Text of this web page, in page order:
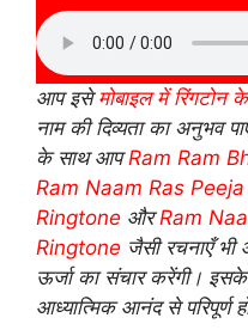
आप इसेमोबाइल में
नाम की दिव्यता का अनुभव
के साथ आपRam Ram
Ram Naam Ras
Ringtone औरRam
Ringtone जैसी रचनाएँ
ऊर्जा का संचार करेंगी।
आध्यात्मिक आनंद से परिपूर्ण